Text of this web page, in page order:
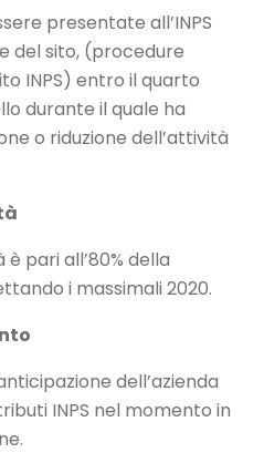
presentate all’INPS
del sito, (procedure
INPS) entro il quarto
durante il quale ha
o riduzione dell’attività
è pari all’80% della
i massimali 2020.
dell’azienda
INPS nel momento in